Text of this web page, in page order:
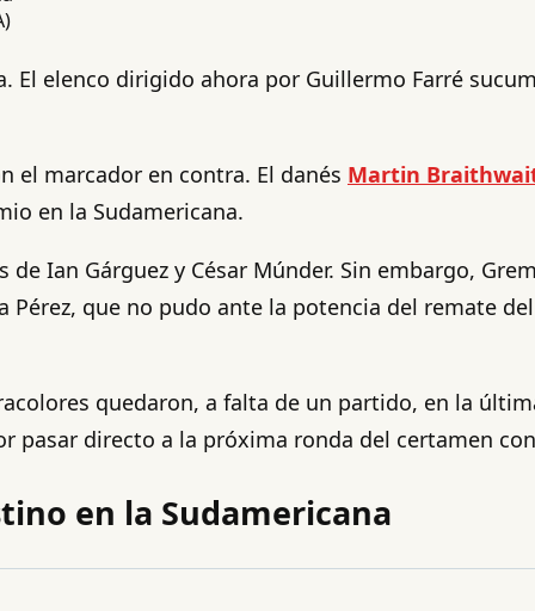
El elenco dirigido ahora por Guillermo Farré
el marcador en contra. El danés Martin
en la Sudamericana.
Ian Gárguez y César Múnder. Sin embargo,
que no pudo ante la potencia del remate
quedaron, a falta de un partido, en la
pasar directo a la próxima ronda del certamen
en la Sudamericana